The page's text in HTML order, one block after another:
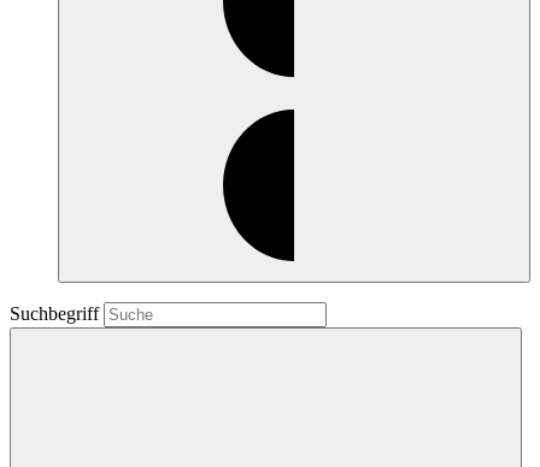
Suchbegriff